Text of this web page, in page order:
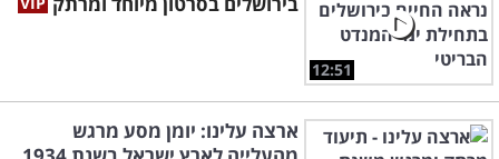
12:51
ארצה עלינו: יומן מסע מרגש